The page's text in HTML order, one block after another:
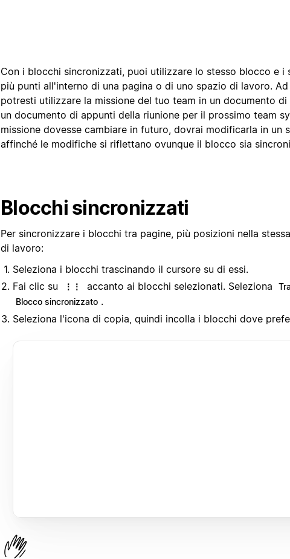
Con i blocchi sincronizzati, puoi utilizzare lo stesso blocco e i
più punti all'interno di una pagina o di uno spazio di lavoro. Ad
potresti utilizzare la missione del tuo team in un documento
un documento di appunti della riunione per il prossimo team
missione dovesse cambiare in futuro, dovrai modificarla in un
affinché le modifiche si riflettano ovunque il blocco sia
Blocchi sincronizzati
Per sincronizzare i blocchi tra pagine, più posizioni nella
di lavoro:
Seleziona i blocchi trascinando il cursore su di essi.
Fai clic su
⋮⋮ accanto ai blocchi selezionati. Seleziona
Blocco sincronizzato .
Seleziona l'icona di copia, quindi incolla i blocchi dove